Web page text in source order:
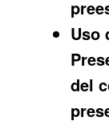
Uso
del